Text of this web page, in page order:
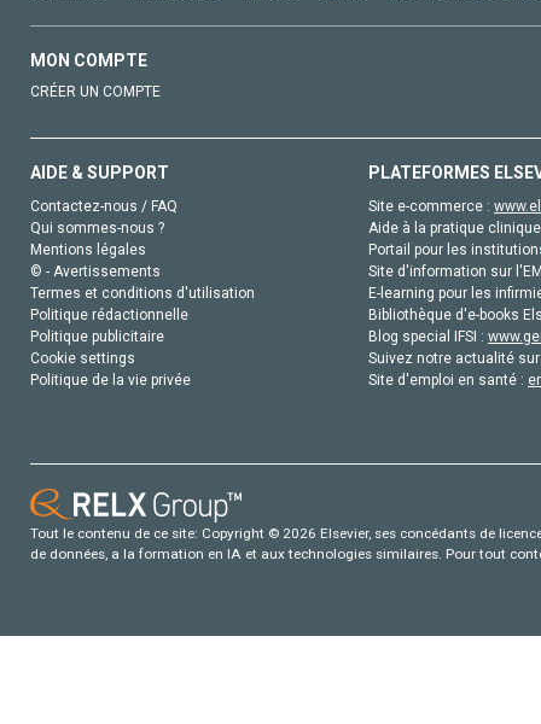
MON COMPTE
CRÉER UN COMPTE
AIDE & SUPPORT
Contactez-nous / FAQ
Qui sommes-nous ?
Mentions légales
© - Avertissements
Termes et conditions d'utilisation
Politique rédactionnelle
Politique publicitaire
Cookie settings
Politique de la vie privée
PLATEFORMES
Site e-commerce :
Aide à la pratique
Portail pour les
Site d'information sur
E-learning pour les
Bibliothèque d'e-books
Blog special IFSI :
Suivez notre actualité
Site d'emploi en santé :
Tout le contenu de ce site: Copyright © 2026 Elsevier, ses concédants de
de données, a la formation en IA et aux technologies similaires. Pour tout